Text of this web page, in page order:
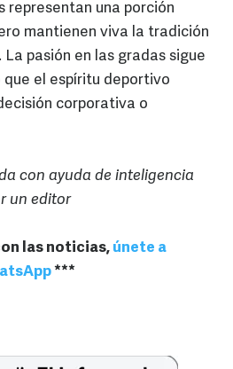
representan una porción
mantienen viva la tradición
pasión en las gradas sigue
el espíritu deportivo
corporativa o
con ayuda de inteligencia
un editor
las noticias, únete a
***